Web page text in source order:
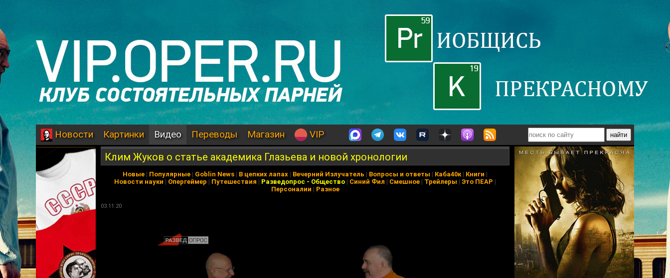
Новости Картинки Видео Переводы Магазин VIP
Клим Жуков о статье академика Глазьева и новой хронологии
Новые | Популярные | Goblin News | В цепких лапах | Вечерний Излучатель | Вопросы и ответы | Каба40к| Книги |
Новости науки | Опергеймер | Путешествия | Разведопрос - Общество | Синий Фил | Смешное | Трейлеры | Это ПЕАР |
Персоналии | Разное
03.11.20